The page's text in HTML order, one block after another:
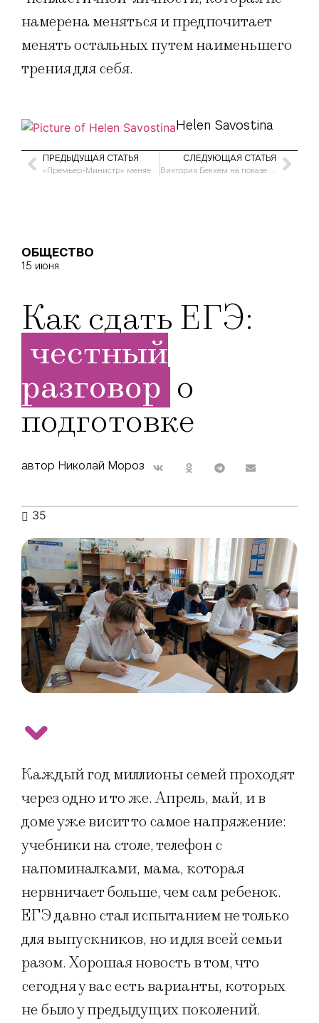
намерена меняться и предпочитает
менять остальных путем наименьшего
трения для себя.
Helen Savostina
ПРЕДЫДУЩАЯ СТАТЬЯ
«Премьер-Министр» меняет название
СЛЕДУЮЩАЯ СТАТЬЯ
Виктория Бекхем на показе «Mark Jacobs»
ОБЩЕСТВО
15 июня
Как сдать ЕГЭ:
честный
разговор о
подготовке
автор Николай Мороз
35
Каждый год миллионы семей проходят
через одно и то же. Апрель, май, и в
доме уже висит то самое напряжение:
учебники на столе, телефон с
напоминалками, мама, которая
нервничает больше, чем сам ребенок.
ЕГЭ давно стал испытанием не только
для выпускников, но и для всей семьи
разом. Хорошая новость в том, что
сегодня у вас есть варианты, которых
не было у предыдущих поколений.